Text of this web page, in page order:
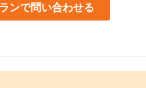
ンで問い合わせる